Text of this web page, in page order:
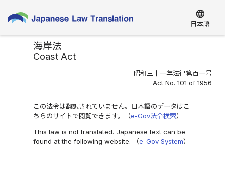
language
日本語
海岸法
Coast Act
昭和三十一年法律第百一号
Act No. 101 of 1956
この法令は翻訳されていません。日本語のデータはこ
ちらのサイトで閲覧できます。（e-Gov法令検索）
This law is not translated. Japanese text can be
found at the following website. （e-Gov System）